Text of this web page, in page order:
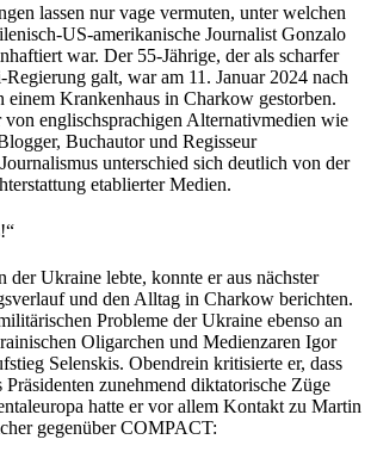
lassen nur vage vermuten, unter welchen
US-amerikanische Journalist Gonzalo
war. Der 55-Jährige, der als scharfer
galt, war am 11. Januar 2024 nach
einem Krankenhaus in Charkow gestorben.
englischsprachigen Alternativmedien wie
Buchautor und Regisseur
unterschied sich deutlich von der
etablierter Medien.
der Ukraine lebte, konnte er aus nächster
und den Alltag in Charkow berichten.
Probleme der Ukraine ebenso an
Oligarchen und Medienzaren Igor
Selenskis. Obendrein kritisierte er, dass
zunehmend diktatorische Züge
hatte er vor allem Kontakt zu Martin
gegenüber COMPACT: